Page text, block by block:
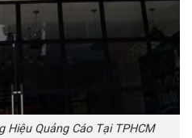
Hiệu Quảng Cáo Tại TPHCM